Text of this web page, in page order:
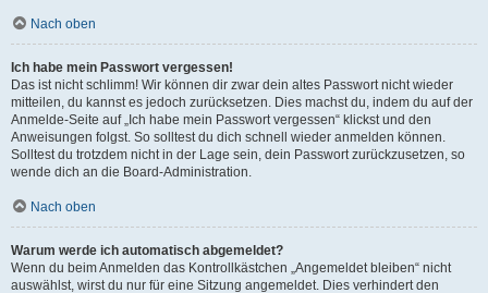
Nach oben
Ich habe mein Passwort vergessen!
Das ist nicht schlimm! Wir können dir zwar dein altes Passwort nicht wieder
mitteilen, du kannst es jedoch zurücksetzen. Dies machst du, indem du auf der
Anmelde-Seite auf „Ich habe mein Passwort vergessen“ klickst und den
Anweisungen folgst. So solltest du dich schnell wieder anmelden können.
Solltest du trotzdem nicht in der Lage sein, dein Passwort zurückzusetzen, so
wende dich an die Board-Administration.
Nach oben
Warum werde ich automatisch abgemeldet?
Wenn du beim Anmelden das Kontrollkästchen „Angemeldet bleiben“ nicht
auswählst, wirst du nur für eine Sitzung angemeldet. Dies verhindert den